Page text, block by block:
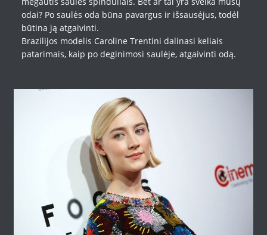
odai? Po saulės oda būna pavargus ir išsausėjus, todėl
būtina ją atgaivinti.
Brazilijos modelis Caroline Trentini dalinasi keliais
patarimais, kaip po deginimosi saulėje, atgaivinti odą.